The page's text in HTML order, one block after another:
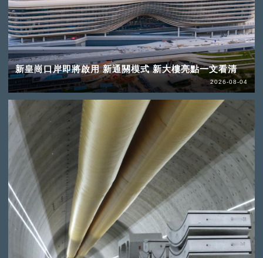
新皇崗口岸即將啟用 新通關模式 新大樓亮點一文看清
2026-08-04